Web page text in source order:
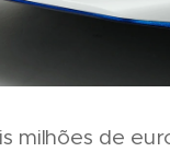
milhões de